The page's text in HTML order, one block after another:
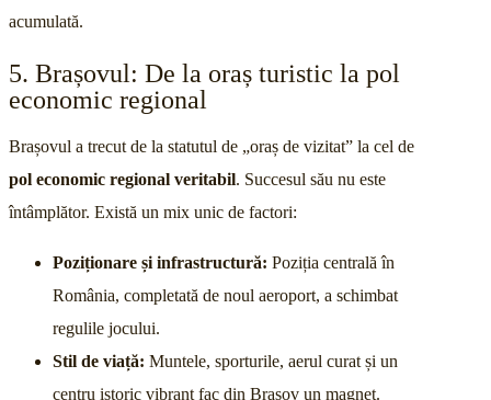
acumulată.
5. Brașovul: De la oraș turistic la pol
economic regional
Brașovul a trecut de la statutul de „oraș de vizitat” la cel de
pol economic regional veritabil. Succesul său nu este
întâmplător. Există un mix unic de factori:
Poziționare și infrastructură: Poziția centrală în
România, completată de noul aeroport, a schimbat
regulile jocului.
Stil de viață: Muntele, sporturile, aerul curat și un
centru istoric vibrant fac din Brașov un magnet.